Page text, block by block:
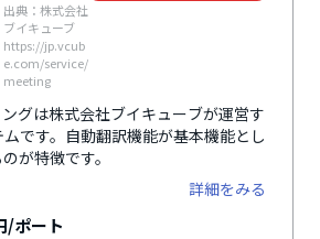
出典：株式会社
ブイキューブ
https://jp.vcub
e.com/service/
meeting
グは株式会社ブイキューブが運営す
です。自動翻訳機能が基本機能とし
が特徴です。
詳細をみる
/ポート